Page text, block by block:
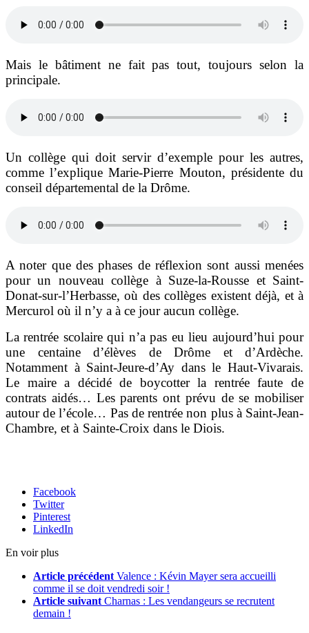
Mais le bâtiment ne fait pas tout, toujours selon la
principale.
Un collège qui doit servir d’exemple pour les autres,
comme l’explique Marie-Pierre Mouton, présidente du
conseil départemental de la Drôme.
A noter que des phases de réflexion sont aussi menées
pour un nouveau collège à Suze-la-Rousse et Saint-
Donat-sur-l’Herbasse, où des collèges existent déjà, et à
Mercurol où il n’y a à ce jour aucun collège.
La rentrée scolaire qui n’a pas eu lieu aujourd’hui pour
une centaine d’élèves de Drôme et d’Ardèche.
Notamment à Saint-Jeure-d’Ay dans le Haut-Vivarais.
Le maire a décidé de boycotter la rentrée faute de
contrats aidés… Les parents ont prévu de se mobiliser
autour de l’école… Pas de rentrée non plus à Saint-Jean-
Chambre, et à Sainte-Croix dans le Diois.
Facebook
Twitter
Pinterest
LinkedIn
En voir plus
Article précédent Valence : Kévin Mayer sera accueilli
comme il se doit vendredi soir !
Article suivant Charnas : Les vendangeurs se recrutent
demain !